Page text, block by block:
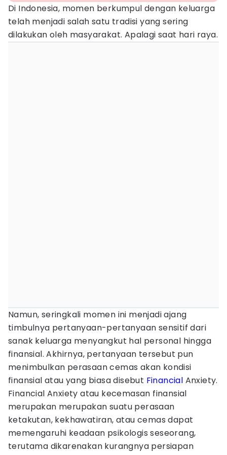
Di Indonesia, momen berkumpul dengan keluarga
telah menjadi salah satu tradisi yang sering
dilakukan oleh masyarakat. Apalagi saat hari raya.
Namun, seringkali momen ini menjadi ajang
timbulnya pertanyaan-pertanyaan sensitif dari
sanak keluarga menyangkut hal personal hingga
finansial. Akhirnya, pertanyaan tersebut pun
menimbulkan perasaan cemas akan kondisi
finansial atau yang biasa disebut Financial Anxiety.
Financial Anxiety atau kecemasan finansial
merupakan merupakan suatu perasaan
ketakutan, kekhawatiran, atau cemas dapat
memengaruhi keadaan psikologis seseorang,
terutama dikarenakan kurangnya persiapan